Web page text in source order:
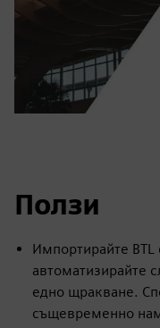
Ползи
Импортирайте
автоматизирайте
едно щракване.
същевременно